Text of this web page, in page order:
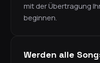
mit der Übertragung
beginnen.
Werden alle